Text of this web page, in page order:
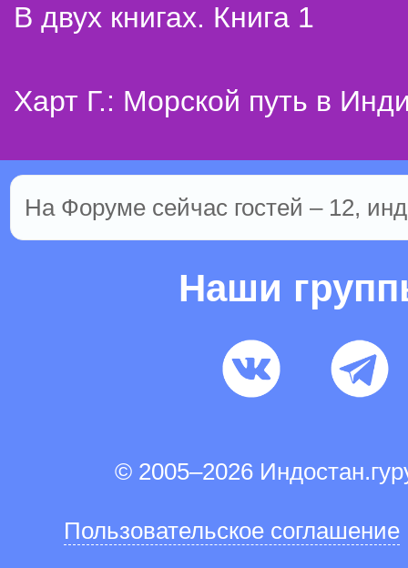
В двух книгах. Книга 1
Харт Г.: Морской путь в
На Форуме сейчас гостей – 12,
Наши
© 2005–2026
Пользовательское соглашение